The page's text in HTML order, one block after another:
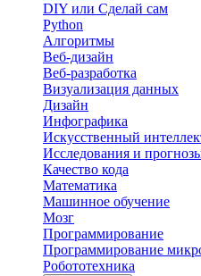
DIY или Сделай сам
Python
Алгоритмы
Веб-дизайн
Веб-разработка
Визуализация данных
Дизайн
Инфографика
Искусственный
Исследования и
Качество кода
Математика
Машинное обучение
Мозг
Программирование
Программирование
Робототехника